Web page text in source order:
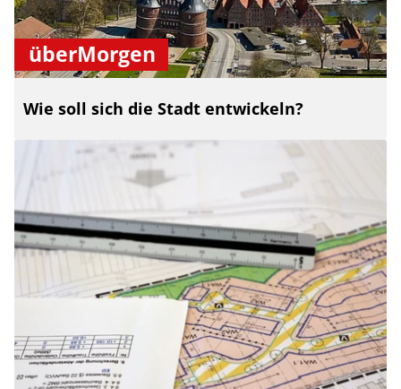
überMorgen
Wie soll sich die Stadt entwickeln?